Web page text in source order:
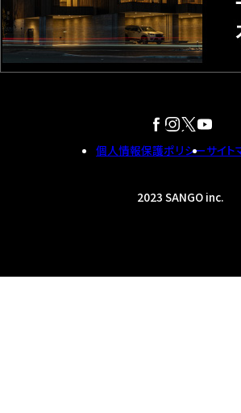
個人情報保護ポリシーサイト
2023 SANGO inc.